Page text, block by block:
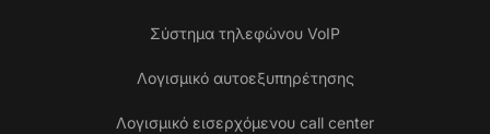
Σύστημα τηλεφώνου VoIP
Λογισμικό αυτοεξυπηρέτησης
Λογισμικό εισερχόμενου call center